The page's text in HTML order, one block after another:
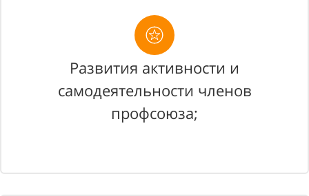
Развития активности и
самодеятельности членов
профсоюза;